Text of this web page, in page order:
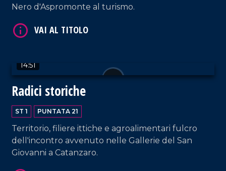
Nero d'Aspromonte al turismo.
14:51
Radici storiche
ST 1 PUNTATA 21
Territorio, filiere ittiche e agroalimentari fulcro
dell'incontro avvenuto nelle Gallerie del San
Giovanni a Catanzaro.
VAI AL TITOLO